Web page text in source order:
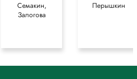
Семакин,
Залогова
Перышкин